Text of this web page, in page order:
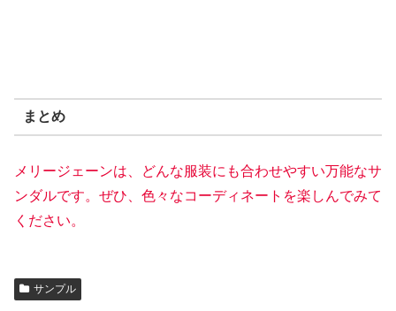
まとめ
メリージェーンは、どんな服装にも合わせやすい万能なサ
ンダルです。ぜひ、色々なコーディネートを楽しんでみて
ください。
サンプル